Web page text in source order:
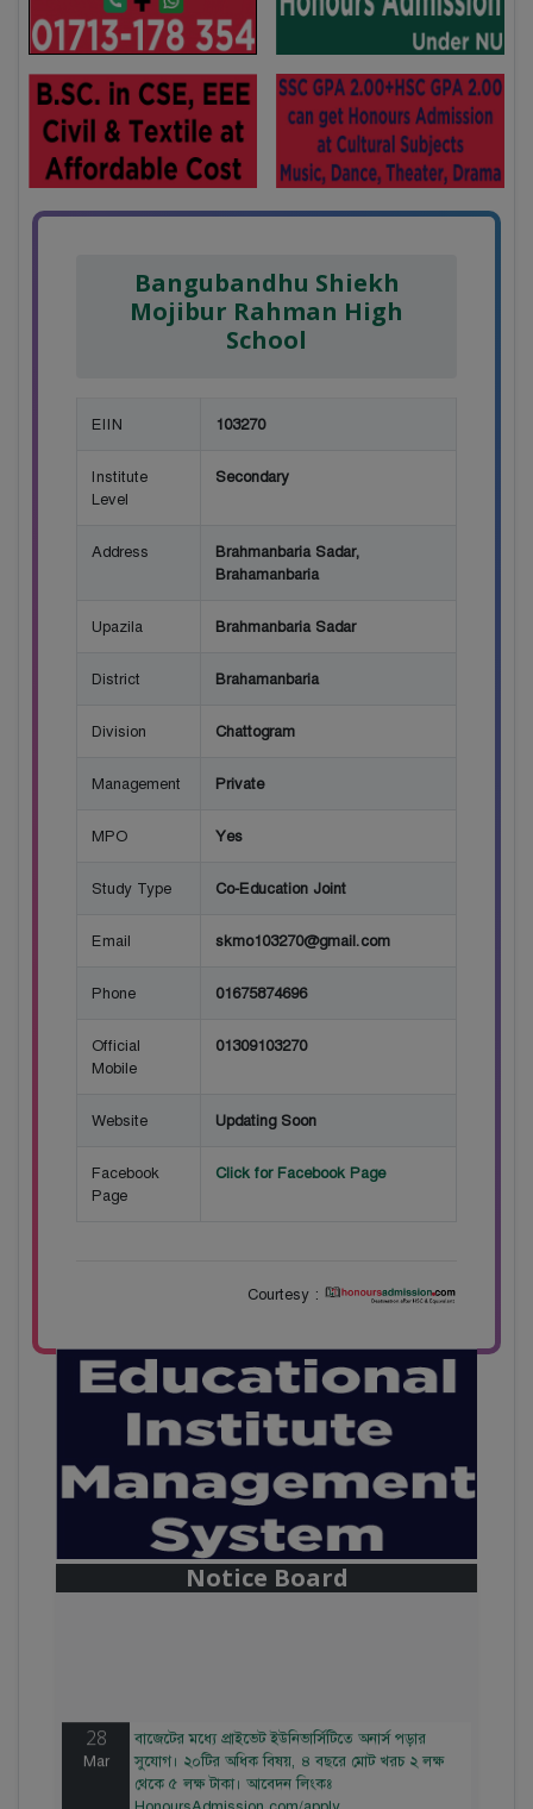
Bangubandhu Shiekh
Mojibur Rahman High
School
EIIN 103270
Institute
Level
Secondary
Address
Brahmanbaria Sadar,
Brahamanbaria
Upazila Brahmanbaria Sadar
District Brahamanbaria
Division Chattogram
Management Private
MPO Yes
Study Type Co-Education Joint
Email skmo103270@gmail.com
Phone 01675874696
Official
Mobile
01309103270
Website Updating Soon
Facebook
Page
Click for Facebook Page
Courtesy :
Notice Board
28
Mar
বাজেটের মধ্যে প্রাইভেট ইউনিভার্সিটিতে অনার্স পড়ার
সুযোগ। ২০টির অধিক বিষয়, ৪ বছরে মোট খরচ ২ লক্ষ
থেকে ৫ লক্ষ টাকা। আবেদন লিংকঃ
HonoursAdmission.com/apply